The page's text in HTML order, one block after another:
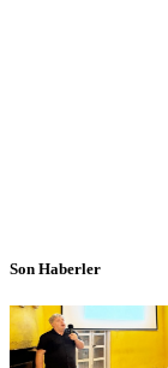
Son Haberler